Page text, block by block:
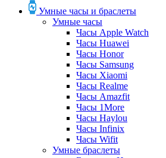
Умные часы и браслеты
Умные часы
Часы Apple Watch
Часы Huawei
Часы Honor
Часы Samsung
Часы Xiaomi
Часы Realme
Часы Amazfit
Часы 1More
Часы Haylou
Часы Infinix
Часы Wifit
Умные браслеты